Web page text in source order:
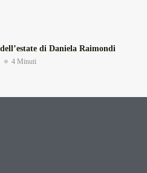
di Daniela Raimondi
4 Minuti